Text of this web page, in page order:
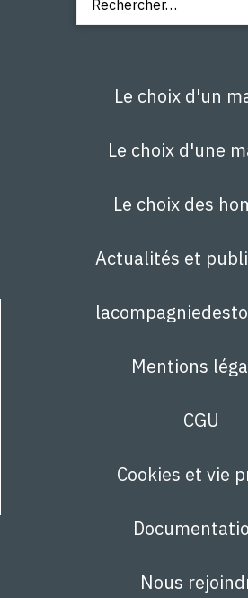
Le choix d'un
Le choix d'une
Le choix des
Actualités et
Mentions
CGU
Cookies et vie
Nous